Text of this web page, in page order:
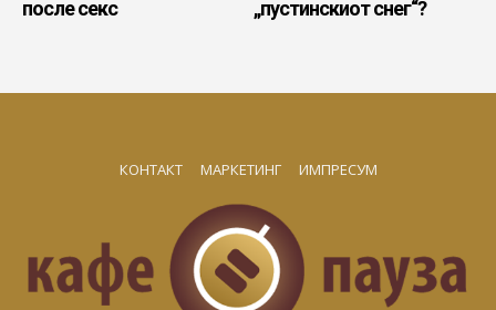
после секс
„пустинскиот снег“?
КОНТАКТ МАРКЕТИНГ ИМПРЕСУМ